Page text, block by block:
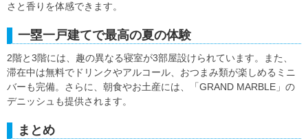
さと香りを体感できます。
一塁一戸建てで最高の夏の体験
2階と3階には、趣の異なる寝室が3部屋設けられています。また、
滞在中は無料でドリンクやアルコール、おつまみ類が楽しめるミニ
バーも完備。さらに、朝食やお土産には、「GRAND MARBLE」の
デニッシュも提供されます。
まとめ